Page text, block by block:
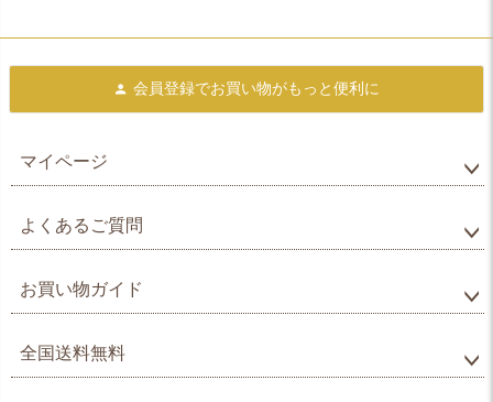
会員登録でお買い物がもっと便利に
マイページ
よくあるご質問
お買い物ガイド
全国送料無料